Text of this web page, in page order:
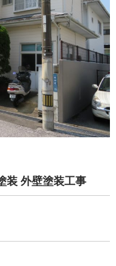
装 外壁塗装工事